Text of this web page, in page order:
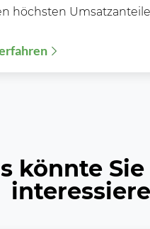
höchsten
Einkaufsmöglichkeiten
könnte